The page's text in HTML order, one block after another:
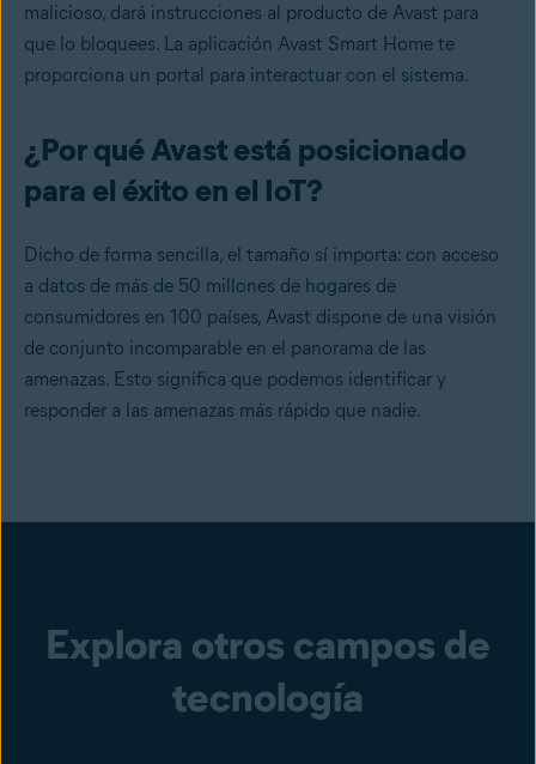
malicioso, dará instrucciones al producto de Avast para
que lo bloquees. La aplicación Avast Smart Home te
proporciona un portal para interactuar con el sistema.
¿Por qué Avast está posicionado
para el éxito en el IoT?
Dicho de forma sencilla, el tamaño sí importa: con acceso
a datos de más de 50 millones de hogares de
consumidores en 100 países, Avast dispone de una visión
de conjunto incomparable en el panorama de las
amenazas. Esto significa que podemos identificar y
responder a las amenazas más rápido que nadie.
Explora otros campos de
tecnología